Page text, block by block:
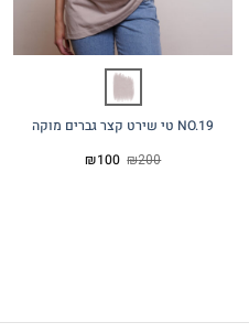
NO.19 טי שירט קצר גברים מוקה
₪200 המחיר
₪100 המחיר